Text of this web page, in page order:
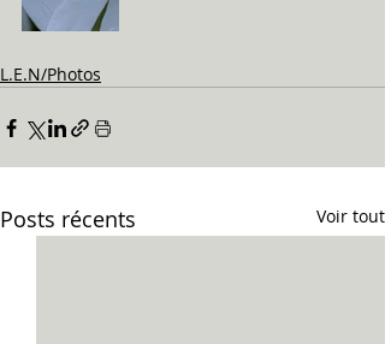
L.E.N/Photos
Posts récents Voir tout